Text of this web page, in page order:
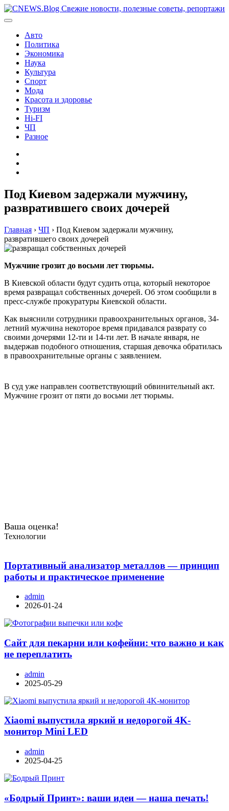
Перейти
к
Авто
Политика
Экономика
Наука
Культура
Спорт
Мода
Красота и здоровье
Туризм
Hi-FI
ЧП
Разное
Под Киевом задержали мужчину,
развратившего своих дочерей
Главная › ЧП › Под Киевом задержали мужчину,
развратившего своих дочерей
Мужчине грозит до восьми лет тюрьмы.
В Киевской области будут судить отца, который некоторое
время развращал собственных дочерей. Об этом сообщили в
пресс-службе прокуратуры Киевской области.
Как выяснили сотрудники правоохранительных органов, 34-
летний мужчина некоторое время придавался разврату со
своими дочерями 12-ти и 14-ти лет. В начале января, не
выдержав подобного отношения, старшая девочка обратилась
в правоохранительные органы с заявлением.
В суд уже направлен соответствующий обвинительный акт.
Мужчине грозит от пяти до восьми лет тюрьмы.
Ваша оценка!
Технологии
Портативный анализатор металлов — принцип
работы и практическое применение
admin
2026-01-24
Сайт для пекарни или кофейни: что важно и как
не переплатить
admin
2025-05-29
Xiaomi выпустила яркий и недорогой 4K-
монитор Mini LED
admin
2025-04-25
«Бодрый Принт»: ваши идеи — наша печать!